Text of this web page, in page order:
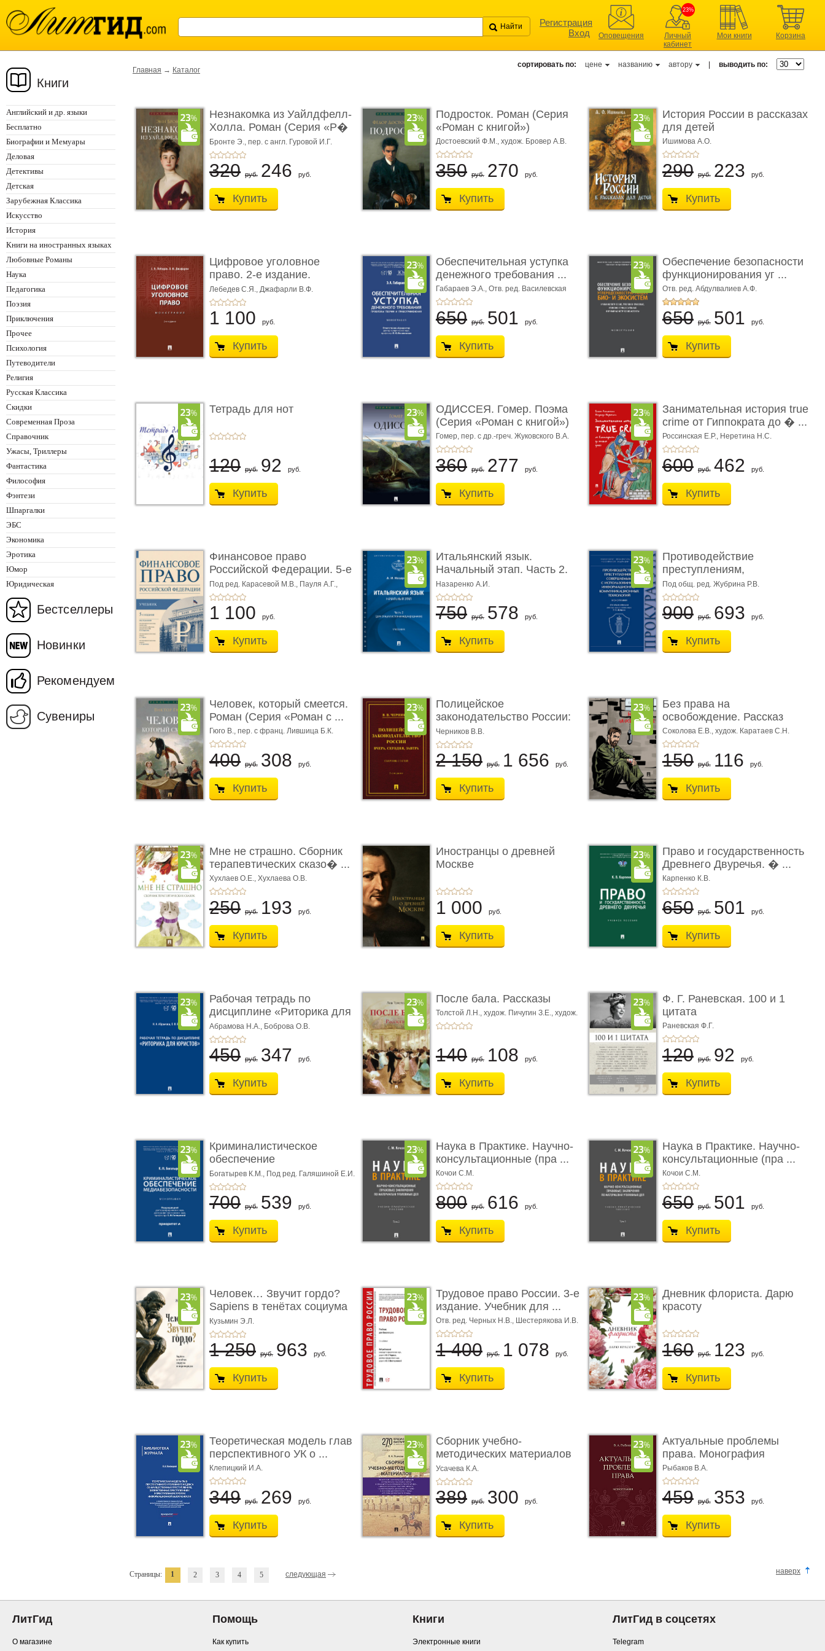
Регистрация
Вход
Оповещения
23%
Личный
кабинет
Мои книги Корзина
Книги
Английский и др. языки
Бесплатно
Биографии и Мемуары
Деловая
Детективы
Детская
Зарубежная Классика
Искусство
История
Книги на иностранных языках
Любовные Романы
Наука
Педагогика
Поэзия
Приключения
Прочее
Психология
Путеводители
Религия
Русская Классика
Скидки
Современная Проза
Справочник
Ужасы, Триллеры
Фантастика
Философия
Фэнтези
Шпаргалки
ЭБС
Экономика
Эротика
Юмор
Юридическая
Бестселлеры
Новинки
Рекомендуем
Сувениры
Главная → Каталог
сортировать по: цене названию автору выводить по:
Незнакомка из Уайлдфелл-
Холла. Роман (Серия «Р�
...
Бронте Э., пер. с англ. Гуровой И.Г.
320 руб. 246 руб.
Купить
Подросток. Роман (Серия
«Роман с книгой»)
Достоевский Ф.М., худож. Бровер А.В.
350 руб. 270 руб.
Купить
История России в рассказах
для детей
Ишимова А.О.
290 руб. 223 руб.
Купить
Цифровое уголовное
право. 2-е издание.
Монограф ...
Лебедев С.Я., Джафарли В.Ф.
1 100 руб.
Купить
Обеспечительная уступка
денежного требования ...
Габараев Э.А., Отв. ред. Василевская
Л.Ю.,вступ. сл. Каретина М.Г.
650 руб. 501 руб.
Купить
Обеспечение безопасности
функционирования уг ...
Отв. ред. Абдулвалиев А.Ф.
650 руб. 501 руб.
Купить
Тетрадь для нот
120 руб. 92 руб.
Купить
ОДИССЕЯ. Гомер. Поэма
(Серия «Роман с книгой»)
Гомер, пер. с др.-греч. Жуковского В.А.
360 руб. 277 руб.
Купить
Занимательная история true
crime от Гиппократа до � ...
Россинская Е.Р., Неретина Н.С.
600 руб. 462 руб.
Купить
Финансовое право
Российской Федерации. 5-е
изд� ...
Под ред. Карасевой М.В., Пауля А.Г.,
Красюкова А.В.
1 100 руб.
Купить
Итальянский язык.
Начальный этап. Часть 2.
Учеб� ...
Назаренко А.И.
750 руб. 578 руб.
Купить
Противодействие
преступлениям,
совершаемым с ...
Под общ. ред. Жубрина Р.В.
900 руб. 693 руб.
Купить
Человек, который смеется.
Роман (Серия «Роман с ...
Гюго В., пер. с франц. Лившица Б.К.
400 руб. 308 руб.
Купить
Полицейское
законодательство России:
вчера, с� ...
Черников В.В.
2 150 руб. 1 656 руб.
Купить
Без права на
освобождение. Рассказ
Соколова Е.В., худож. Каратаев С.Н.
150 руб. 116 руб.
Купить
Мне не страшно. Сборник
терапевтических сказо� ...
Хухлаев О.Е., Хухлаева О.В.
250 руб. 193 руб.
Купить
Иностранцы о древней
Москве
1 000 руб.
Купить
Право и государственность
Древнего Двуречья. � ...
Карпенко К.В.
650 руб. 501 руб.
Купить
Рабочая тетрадь по
дисциплине «Риторика для
ю� ...
Абрамова Н.А., Боброва О.В.
450 руб. 347 руб.
Купить
После бала. Рассказы
Толстой Л.Н., худож. Пичугин З.Е., худож.
Лебедев А.И.,
140 руб. 108 руб.
Купить
Ф. Г. Раневская. 100 и 1
цитата
Раневская Ф.Г.
120 руб. 92 руб.
Купить
Криминалистическое
обеспечение
медиабезопас� ...
Богатырев К.М., Под ред. Галяшиной Е.И.
700 руб. 539 руб.
Купить
Наука в Практике. Научно-
консультационные (пра ...
Кочои С.М.
800 руб. 616 руб.
Купить
Наука в Практике. Научно-
консультационные (пра ...
Кочои С.М.
650 руб. 501 руб.
Купить
Человек… Звучит гордо?
Sapiens в тенётах социума
� ...
Кузьмин Э.Л.
1 250 руб. 963 руб.
Купить
Трудовое право России. 3-е
издание. Учебник для ...
Отв. ред. Черных Н.В., Шестерякова И.В.
1 400 руб. 1 078 руб.
Купить
Дневник флориста. Дарю
красоту
160 руб. 123 руб.
Купить
Теоретическая модель глав
перспективного УК о ...
Клепицкий И.А.
349 руб. 269 руб.
Купить
Сборник учебно-
методических материалов
по кур ...
Усачева К.А.
389 руб. 300 руб.
Купить
Актуальные проблемы
права. Монография
Рыбаков В.А.
459 руб. 353 руб.
Купить
Страницы: 1 2 3 4 5 следующая наверх
ЛитГид
О магазине
Помощь
Как купить
Книги
Электронные книги
ЛитГид в соцсетях
Telegram